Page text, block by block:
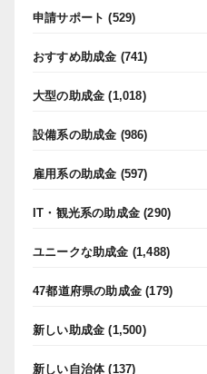
申請サポート (529)
おすすめ助成金 (741)
大型の助成金 (1,018)
設備系の助成金 (986)
雇用系の助成金 (597)
IT・観光系の助成金 (290)
ユニークな助成金 (1,488)
47都道府県の助成金 (179)
新しい助成金 (1,500)
新しい自治体(137)